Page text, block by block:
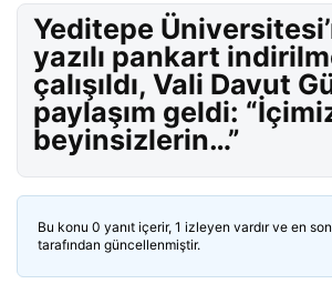
Yeditepe
yazılı pankart
çalışıldı, Vali Davut
paylaşım geldi:
beyinsizlerin…”
Bu konu 0 yanıt içerir, 1 izleyen vardır ve en son
tarafından güncellenmiştir.